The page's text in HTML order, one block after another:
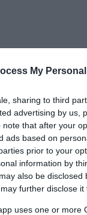
My
sharing to third
advertising by us,
that after your
ads based on
prior to your
information by
also be
further disclose it
uses one or
hagymájával.